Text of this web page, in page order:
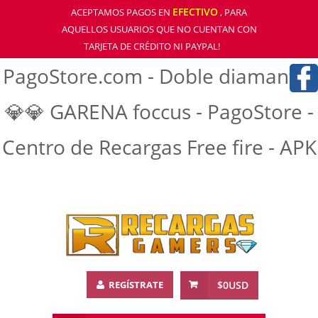
ACEPTAMOS PAGOS EN EFECTIVO, PARA
AQUELLOS USUARIOS QUE NO CUENTAN CON
TARJETA DE CRÉDITO NI PAYPAL!
PagoStore.com - Doble diamantre
💎💎 GARENA foccus - PagoStore -
Centro de Recargas Free fire - APK
$0USD
REGÍSTRATE